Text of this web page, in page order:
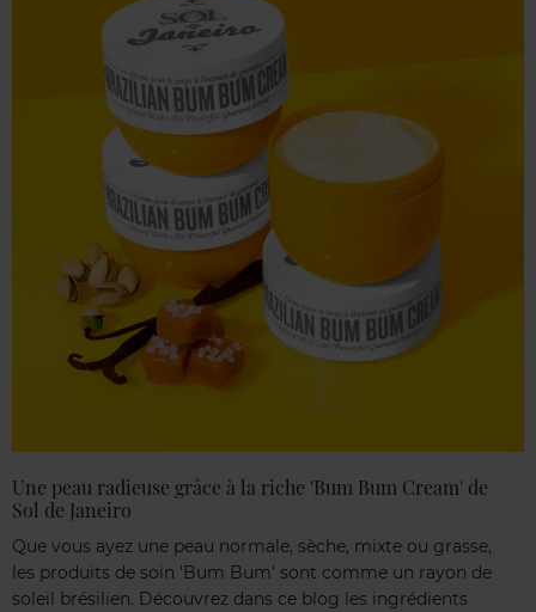
Une peau radieuse grâce à la riche 'Bum Bum Cream' de
Sol de Janeiro
Que vous ayez une peau normale, sèche, mixte ou grasse,
les produits de soin 'Bum Bum' sont comme un rayon de
soleil brésilien. Découvrez dans ce blog les ingrédients